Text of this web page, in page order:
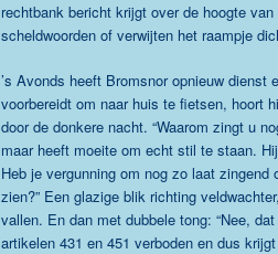
rechtbank bericht krijgt over de hoogte
scheldwoorden of verwijten het raampje
’s Avonds heeft Bromsnor opnieuw
voorbereidt om naar huis te fietsen, hoort
door de donkere nacht. “Waarom zingt u
maar heeft moeite om echt stil te staan.
Heb je vergunning om nog zo laat
zien?” Een glazige blik richting
vallen. En dan met dubbele tong: “Nee,
artikelen 431 en 451 verboden en dus